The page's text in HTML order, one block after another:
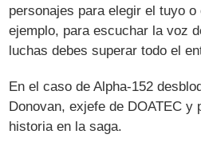
personajes para elegir el tuyo
ejemplo, para escuchar la voz
luchas debes superar todo el
En el caso de Alpha-152
Donovan, exjefe de DOATEC y
historia en la saga.